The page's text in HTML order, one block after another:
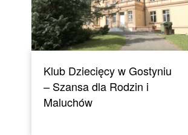
Klub Dziecięcy w Gostyniu
– Szansa dla Rodzin i
Maluchów